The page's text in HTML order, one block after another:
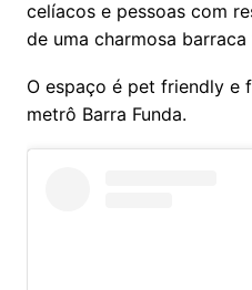
celíacos e pessoas com
de uma charmosa barraca
O espaço é pet friendly e
metrô Barra Funda.